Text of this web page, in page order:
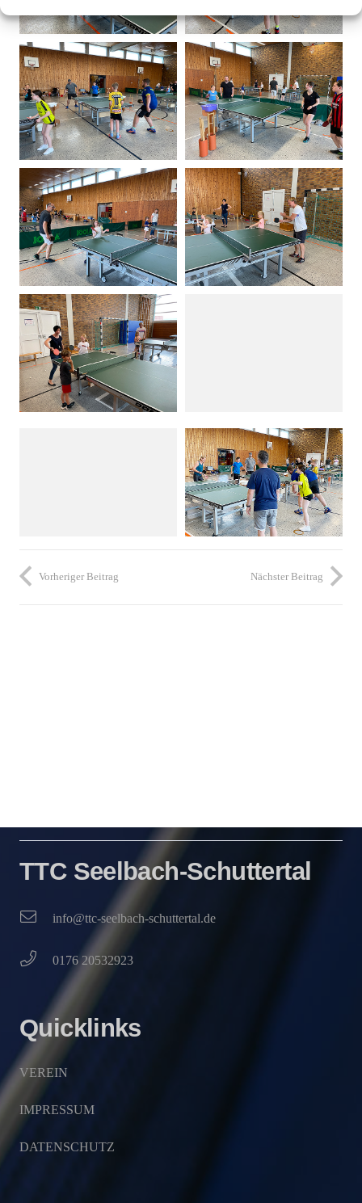
Vorheriger Beitrag Nächster Beitrag
TTC Seelbach-Schuttertal
info@ttc-seelbach-schuttertal.de
0176 20532923
Quicklinks
VEREIN
IMPRESSUM
DATENSCHUTZ